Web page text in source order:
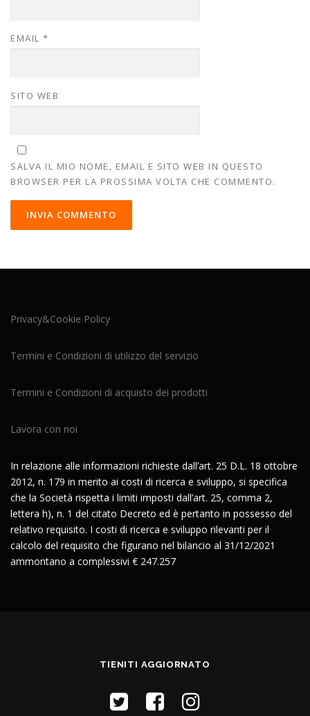
EMAIL *
SITO WEB
SALVA IL MIO NOME, EMAIL E SITO WEB IN QUESTO
BROWSER PER LA PROSSIMA VOLTA CHE COMMENTO.
Privacy&Cookie Policy
Termini e Condizioni di utilizzo del servizio
Termini e Condizioni di acquisto dei prodotti
Lavora con noi
In relazione alle informazioni richieste dall’art. 25 D.L. 18 ottobre
2012, n. 179 in merito ai costi di ricerca e sviluppo, si specifica
che la Società rispetta i limiti imposti dall’art. 25, comma 2,
lettera h), n. 1 del citato Decreto ed è pertanto in possesso del
relativo requisito. I costi di ricerca e sviluppo rilevanti per il
calcolo del requisito che figurano nel bilancio al 31/12/2021
ammontano a complessivi € 247.257
TIENITI AGGIORNATO